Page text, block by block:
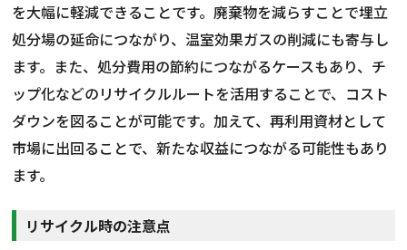
を大幅に軽減できることです。廃棄物を減らすことで埋立
処分場の延命につながり、温室効果ガスの削減にも寄与し
ます。また、処分費用の節約につながるケースもあり、チ
ップ化などのリサイクルルートを活用することで、コスト
ダウンを図ることが可能です。加えて、再利用資材として
市場に出回ることで、新たな収益につながる可能性もあり
ます。
リサイクル時の注意点